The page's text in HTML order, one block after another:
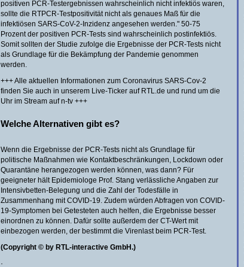
positiven PCR-Testergebnissen wahrscheinlich nicht infektiös waren,
sollte die RTPCR-Testpositivität nicht als genaues Maß für die
infektiösen SARS-CoV-2-Inzidenz angesehen werden." 50-75
Prozent der positiven PCR-Tests sind wahrscheinlich postinfektiös.
Somit sollten der Studie zufolge die Ergebnisse der PCR-Tests nicht
als Grundlage für die Bekämpfung der Pandemie genommen
werden.
+++ Alle aktuellen Informationen zum Coronavirus SARS-Cov-2
finden Sie auch in unserem Live-Ticker auf RTL.de und rund um die
Uhr im Stream auf n-tv +++
Welche Alternativen gibt es?
Wenn die Ergebnisse der PCR-Tests nicht als Grundlage für
politische Maßnahmen wie Kontaktbeschränkungen, Lockdown oder
Quarantäne herangezogen werden können, was dann? Für
geeigneter hält Epidemiologe Prof. Stang verlässliche Angaben zur
Intensivbetten-Belegung und die Zahl der Todesfälle in
Zusammenhang mit COVID-19. Zudem würden Abfragen von COVID-
19-Symptomen bei Getesteten auch helfen, die Ergebnisse besser
einordnen zu können. Dafür sollte außerdem der CT-Wert mit
einbezogen werden, der bestimmt die Virenlast beim PCR-Test.
(Copyright © by RTL-interactive GmbH.)
·